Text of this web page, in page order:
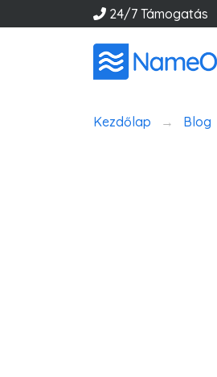
24/7 Támogatás
Kezdőlap Blog